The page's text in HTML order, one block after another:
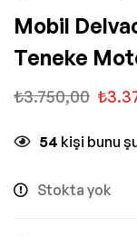
Mobil
Teneke
₺3.750,00 ₺
54 kişi bunu
Stokta yok